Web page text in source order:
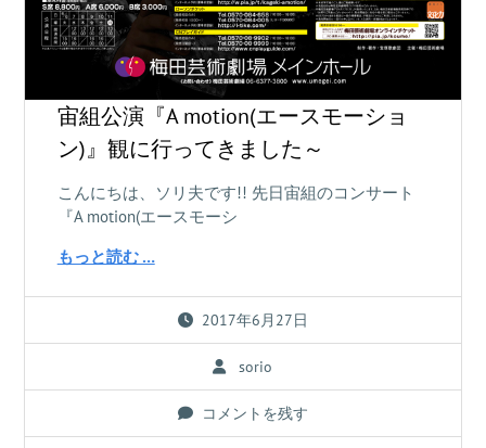
宙組公演『A motion(エースモーショ
ン)』観に行ってきました～
こんにちは、ソリ夫です!! 先日宙組のコンサート
『A motion(エースモーシ
もっと読む …
2017年6月27日
sorio
コメントを残す